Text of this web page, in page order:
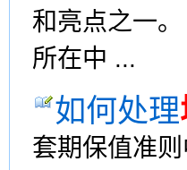
和亮点之一
所在中 ...
如何处理
套期保值准